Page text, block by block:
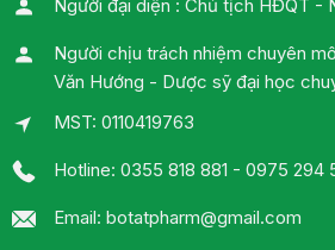
Người đại diện : Chủ tịch HĐQT -
Người chịu trách nhiệm chuyên
Văn Hướng - Dược sỹ đại học
MST: 0110419763
Hotline: 0355 818 881 - 0975 294
Email: botatpharm@gmail.com